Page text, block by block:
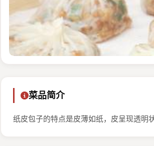
菜品简介
纸皮包子的特点是皮薄如纸，皮呈现透明